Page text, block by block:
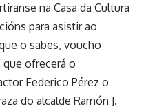
na Casa da Cultura
para asistir ao
o sabes, voucho
que ofrecerá o
Federico Pérez o
do alcalde Ramón J.